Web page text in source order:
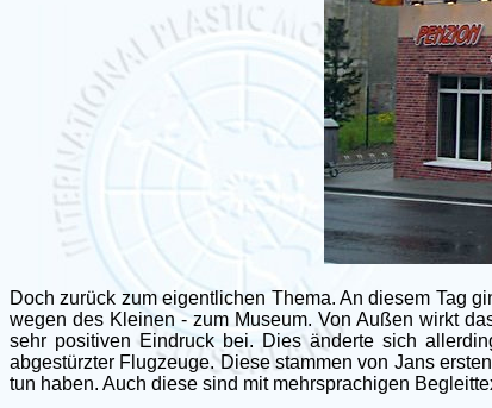
Doch zurück zum eigentlichen Thema. An diesem Tag
wegen des Kleinen - zum Museum. Von Außen wirkt
sehr positiven Eindruck bei. Dies änderte sich
abgestürzter Flugzeuge. Diese stammen von Jans
tun haben. Auch diese sind mit mehrsprachigen